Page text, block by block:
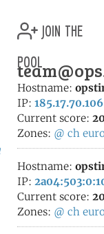
join the
pool
Hostname:
IP: 185.17.70.106
Current score:
Zones: @ ch
Hostname:
IP:
Current score:
Zones: @ ch